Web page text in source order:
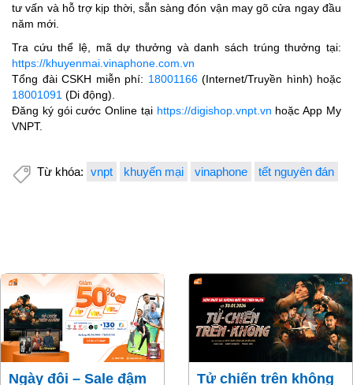
tư vấn và hỗ trợ kịp thời, sẵn sàng đón vận may gõ cửa ngay đầu
năm mới.
Tra cứu thể lệ, mã dự thưởng và danh sách trúng thưởng tại:
https://khuyenmai.vinaphone.com.vn
Tổng đài CSKH miễn phí: 18001166(Internet/Truyền hình) hoặc
18001091 (Di động).
Đăng ký gói cước Online tại https://digishop.vnpt.vn hoặc App My
VNPT.
Từ khóa: vnpt khuyến mại vinaphone tết nguyên đán
Ngày đôi – Sale đậm
Tử chiến trên không